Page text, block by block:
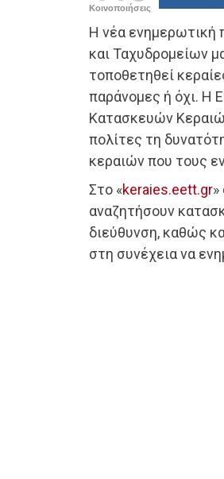
Κοινοποιήσεις
Η νέα ενημερωτική
και Ταχυδρομείων
τοποθετηθεί
παράνομες ή όχι. Η
Κατασκευών
πολίτες τη
κεραιών που τους
Στο «keraies.eett.gr»
αναζητήσουν
διεύθυνση, καθώς
στη συνέχεια να